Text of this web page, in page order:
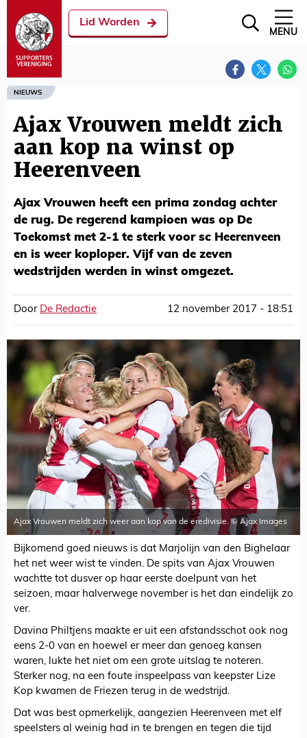
Lid Worden
MENU
NIEUWS
Ajax Vrouwen meldt zich
aan kop na winst op
Heerenveen
Ajax Vrouwen heeft een prima zondag achter
de rug. De regerend kampioen was op De
Toekomst met 2-1 te sterk voor sc Heerenveen
en is weer koploper. Vijf van de zeven
wedstrijden werden in winst omgezet.
Door De Redactie 12 november 2017 - 18:51
Ajax Vrouwen meldt zich weer aan kop van de eredivisie. © Ajax Images
Bijkomend goed nieuws is dat Marjolijn van den Bighelaar
het net weer wist te vinden. De spits van Ajax Vrouwen
wachtte tot dusver op haar eerste doelpunt van het
seizoen, maar halverwege november is het dan eindelijk zo
ver.
Davina Philtjens maakte er uit een afstandsschot ook nog
eens 2-0 van en hoewel er meer dan genoeg kansen
waren, lukte het niet om een grote uitslag te noteren.
Sterker nog, na een foute inspeelpass van keepster Lize
Kop kwamen de Friezen terug in de wedstrijd.
Dat was best opmerkelijk, aangezien Heerenveen met elf
speelsters al weinig had in te brengen en tegen die tijd